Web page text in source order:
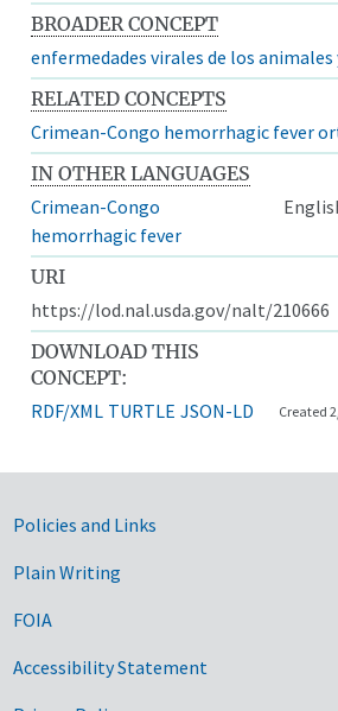
BROADER CONCEPT
enfermedades virales de los animales
RELATED CONCEPTS
Crimean-Congo hemorrhagic fever
IN OTHER LANGUAGES
Crimean-Congo
hemorrhagic fever
URI
https://lod.nal.usda.gov/nalt/210666
DOWNLOAD THIS
CONCEPT:
RDF/XML TURTLE JSON-LD Created
Government Links
Policies and Links
Plain Writing
FOIA
Accessibility Statement